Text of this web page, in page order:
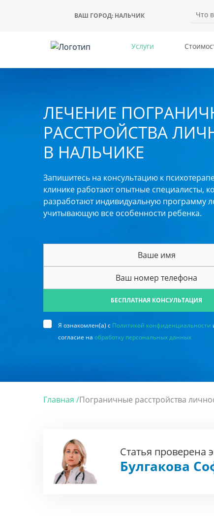
ВАШ ГОРОД: НАЛЬЧИК
Услуги
ЛЕЧЕНИЕ
РАССТРОЙСТВА
В НАЛЬЧИКЕ
Запишитесь на консультацию к
клинике работают опытные специалисты,
разработают индивидуальную программу
учитывающую все особенности ребенка.
БЕСПЛАТНАЯ КОНСУЛЬТАЦИЯ
Я ознакомлен(а) с Политикой конфиденциальности
согласие на обработку персональных данных
Главная /Пограничные расстройства
Статья проверена
Булгакова